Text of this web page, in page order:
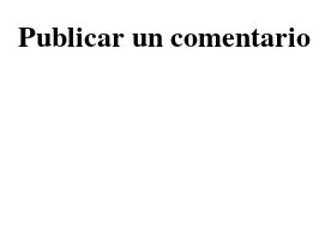
Publicar un comentario